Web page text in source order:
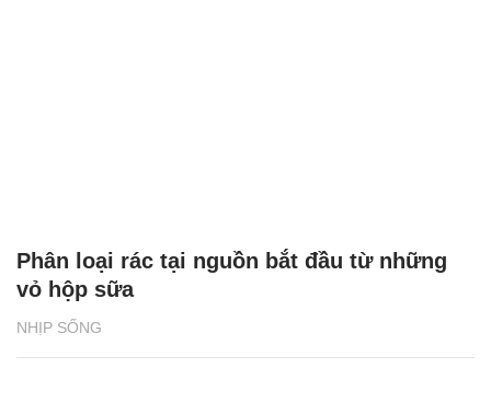
NHỊP SỐNG
Phân loại rác tại nguồn bắt đầu từ những
vỏ hộp sữa